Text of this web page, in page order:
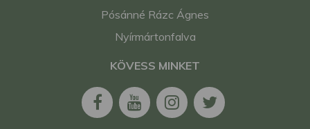
Pósánné Rázc Ágnes
Nyírmártonfalva
KÖVESS MINKET